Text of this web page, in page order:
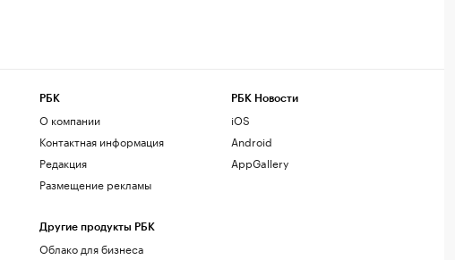
РБК
О компании
Контактная информация
Редакция
Размещение рекламы
Другие продукты РБК
Облако для бизнеса
РБК Новости
iOS
Android
AppGallery